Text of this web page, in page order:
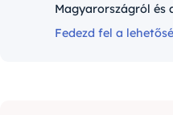
Magyarországról és
Fedezd fel a